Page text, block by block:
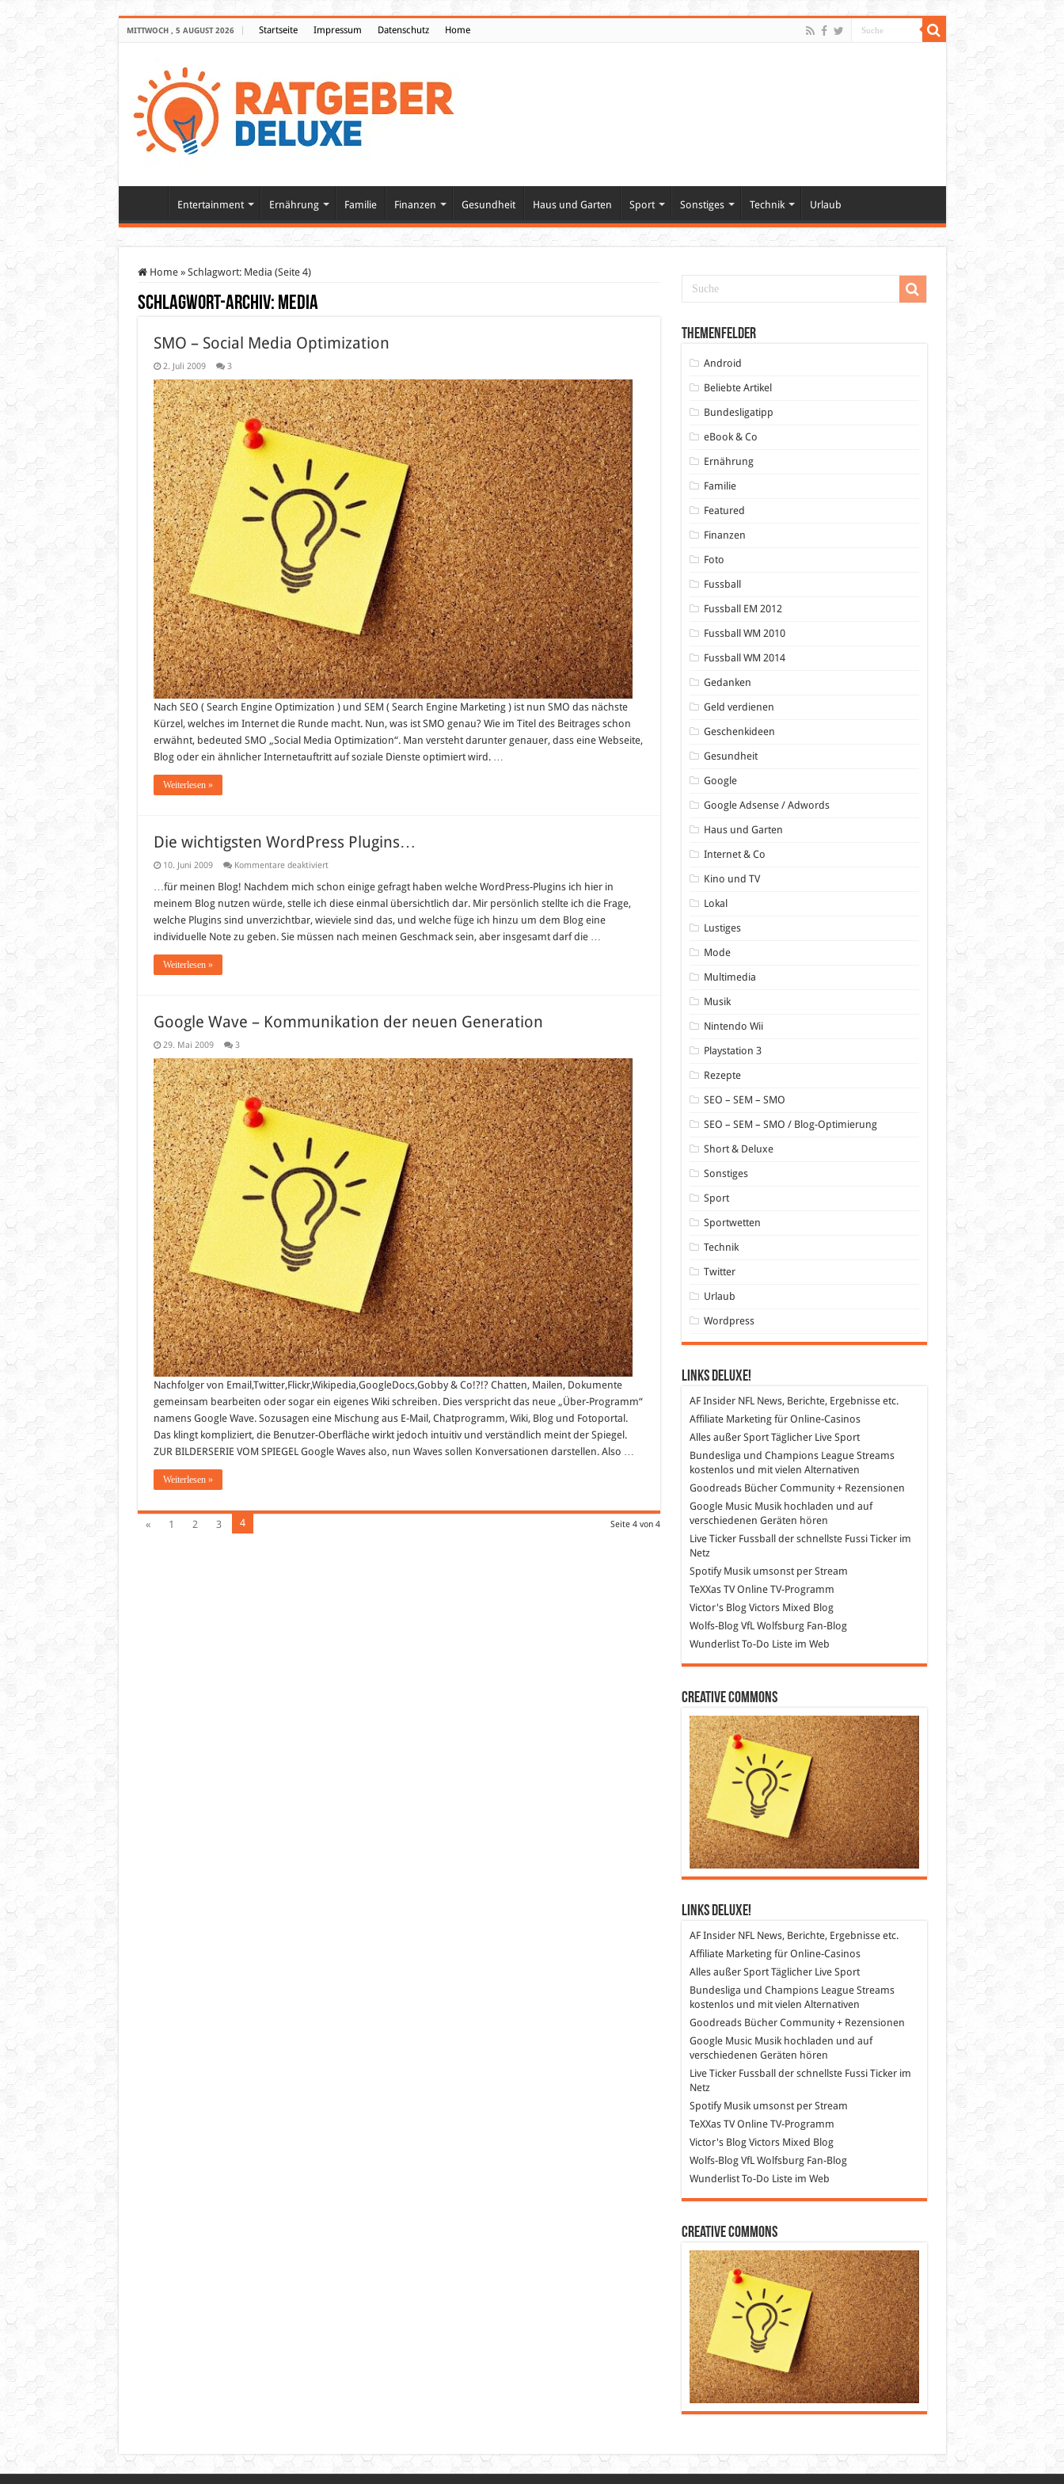
MITTWOCH , 5 AUGUST 2026 Startseite Impressum Datenschutz Home
Entertainment Ernährung Familie Finanzen Gesundheit Haus und Garten Sport Sonstiges Technik Urlaub
Home » Schlagwort: Media (Seite 4)
Schlagwort-Archiv: Media
SMO – Social Media Optimization
2. Juli 2009 3
Nach SEO ( Search Engine Optimization ) und SEM ( Search Engine Marketing ) ist nun SMO das nächste
Kürzel, welches im Internet die Runde macht. Nun, was ist SMO genau? Wie im Titel des Beitrages schon
erwähnt, bedeuted SMO „Social Media Optimization“. Man versteht darunter genauer, dass eine Webseite,
Blog oder ein ähnlicher Internetauftritt auf soziale Dienste optimiert wird. …
Weiterlesen »
Die wichtigsten WordPress Plugins…
10. Juni 2009 Kommentare deaktiviertfür
wichtigsten
WordPress
Plugins…
…für meinen Blog! Nachdem mich schon einige gefragt haben welche WordPress-Plugins ich hier in
meinem Blog nutzen würde, stelle ich diese einmal übersichtlich dar. Mir persönlich stellte ich die Frage,
welche Plugins sind unverzichtbar, wieviele sind das, und welche füge ich hinzu um dem Blog eine
individuelle Note zu geben. Sie müssen nach meinen Geschmack sein, aber insgesamt darf die …
Weiterlesen »
Google Wave – Kommunikation der neuen Generation
29. Mai 2009 3
Nachfolger von Email,Twitter,Flickr,Wikipedia,GoogleDocs,Gobby & Co!?!? Chatten, Mailen, Dokumente
gemeinsam bearbeiten oder sogar ein eigenes Wiki schreiben. Dies verspricht das neue „Über-Programm“
namens Google Wave. Sozusagen eine Mischung aus E-Mail, Chatprogramm, Wiki, Blog und Fotoportal.
Das klingt kompliziert, die Benutzer-Oberfläche wirkt jedoch intuitiv und verständlich meint der Spiegel.
ZUR BILDERSERIE VOM SPIEGEL Google Waves also, nun Waves sollen Konversationen darstellen. Also …
Weiterlesen »
Seite 4 von 4
« 1 2 3 4
Themenfelder
Android
Beliebte Artikel
Bundesligatipp
eBook & Co
Ernährung
Familie
Featured
Finanzen
Foto
Fussball
Fussball EM 2012
Fussball WM 2010
Fussball WM 2014
Gedanken
Geld verdienen
Geschenkideen
Gesundheit
Google
Google Adsense / Adwords
Haus und Garten
Internet & Co
Kino und TV
Lokal
Lustiges
Mode
Multimedia
Musik
Nintendo Wii
Playstation 3
Rezepte
SEO – SEM – SMO
SEO – SEM – SMO / Blog-Optimierung
Short & Deluxe
Sonstiges
Sport
Sportwetten
Technik
Twitter
Urlaub
Wordpress
Links DeLuXe!
AF InsiderNFL News, Berichte, Ergebnisse etc.
Affiliate Marketingfür Online-Casinos
Alles außer SportTäglicher Live Sport
Bundesliga und Champions League Streams
kostenlos und mit vielen Alternativen
GoodreadsBücher Community + Rezensionen
Google MusicMusik hochladen und auf
verschiedenen Geräten hören
Live Ticker Fussball
der schnellste Fussi Ticker im
Netz
SpotifyMusik umsonst per Stream
TeXXas TVOnline TV-Programm
Victor's BlogVictors Mixed Blog
Wolfs-BlogVfL Wolfsburg Fan-Blog
WunderlistTo-Do Liste im Web
Creative Commons
Links DeLuXe!
AF InsiderNFL News, Berichte, Ergebnisse etc.
Affiliate Marketingfür Online-Casinos
Alles außer SportTäglicher Live Sport
Bundesliga und Champions League Streams
kostenlos und mit vielen Alternativen
GoodreadsBücher Community + Rezensionen
Google MusicMusik hochladen und auf
verschiedenen Geräten hören
Live Ticker Fussball
der schnellste Fussi Ticker im
Netz
SpotifyMusik umsonst per Stream
TeXXas TVOnline TV-Programm
Victor's BlogVictors Mixed Blog
Wolfs-BlogVfL Wolfsburg Fan-Blog
WunderlistTo-Do Liste im Web
Creative Commons